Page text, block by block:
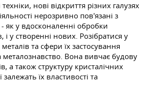
нові відкриття різних галузях
нерозривно пов'язані з
як у вдосконаленні обробки
і у створенні нових. Розібратися у
та сфери їх застосування
металознавство. Вона вивчає будову
а також структуру кристалічних
їх властивості та